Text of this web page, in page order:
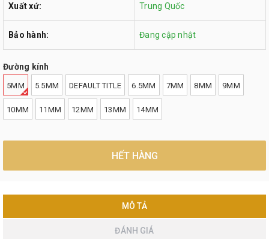
Xuất xứ: Trung Quốc
Bảo hành: Đang cập nhật
Đường kính
5MM 5.5MM DEFAULT TITLE 6.5MM 7MM 8MM 9MM
10MM 11MM 12MM 13MM 14MM
HẾT HÀNG
MÔ TẢ
ĐÁNH GIÁ